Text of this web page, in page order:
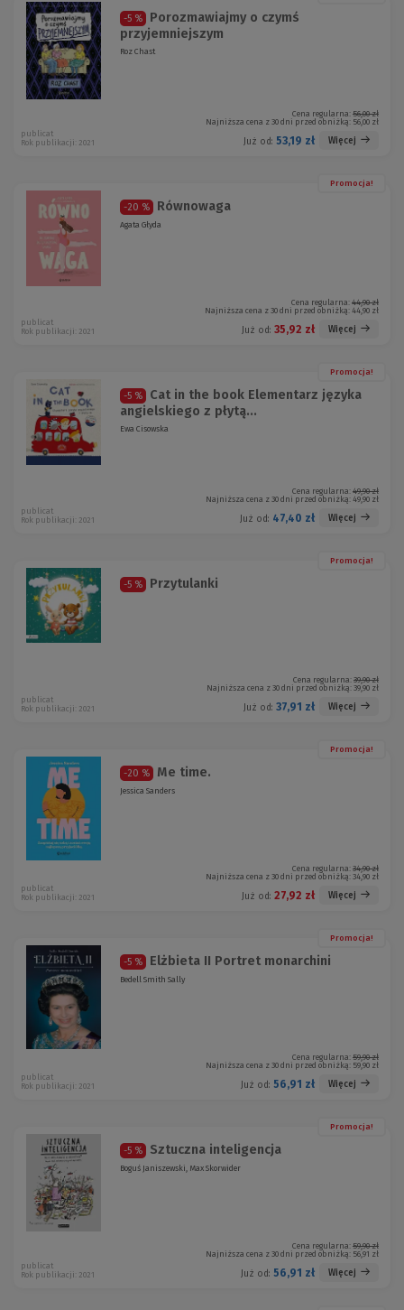
-5 %
Porozmawiajmy o czymś
przyjemniejszym
Roz Chast
Cena regularna: 56,00 zł
Najniższa cena z 30 dni przed obniżką: 56,00 zł
Już od: 53,19 zł Więcej
publicat
Rok publikacji: 2021
Promocja!
-20 % Równowaga
Agata Głyda
Cena regularna: 44,90 zł
Najniższa cena z 30 dni przed obniżką: 44,90 zł
Już od: 35,92 zł Więcej
publicat
Rok publikacji: 2021
Promocja!
-5 %
Cat in the book Elementarz języka
angielskiego z płytą...
Ewa Cisowska
Cena regularna: 49,90 zł
Najniższa cena z 30 dni przed obniżką: 49,90 zł
Już od: 47,40 zł Więcej
publicat
Rok publikacji: 2021
Promocja!
-5 % Przytulanki
Cena regularna: 39,90 zł
Najniższa cena z 30 dni przed obniżką: 39,90 zł
Już od: 37,91 zł Więcej
publicat
Rok publikacji: 2021
Promocja!
-20 % Me time.
Jessica Sanders
Cena regularna: 34,90 zł
Najniższa cena z 30 dni przed obniżką: 34,90 zł
Już od: 27,92 zł Więcej
publicat
Rok publikacji: 2021
Promocja!
-5 % Elżbieta II Portret monarchini
Bedell Smith Sally
Cena regularna: 59,90 zł
Najniższa cena z 30 dni przed obniżką: 59,90 zł
Już od: 56,91 zł Więcej
publicat
Rok publikacji: 2021
Promocja!
-5 % Sztuczna inteligencja
Boguś Janiszewski, Max Skorwider
Cena regularna: 59,90 zł
Najniższa cena z 30 dni przed obniżką: 56,91 zł
Już od: 56,91 zł Więcej
publicat
Rok publikacji: 2021